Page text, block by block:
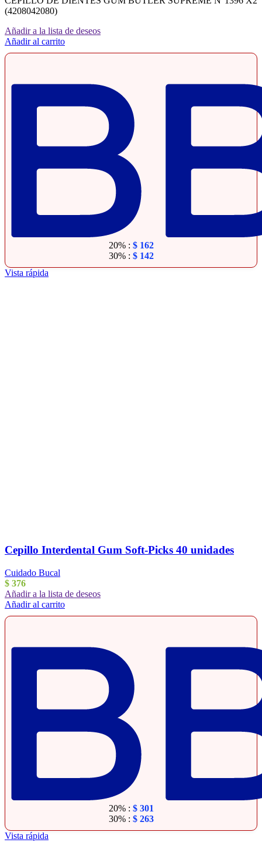
(4208042080)
Añadir a la lista de deseos
Añadir al carrito
20% : $162
30% : $142
Vista rápida
Cepillo Interdental Gum Soft-Picks 40 unidades
Cuidado Bucal
$ 376
Añadir a la lista de deseos
Añadir al carrito
20% : $301
30% : $263
Vista rápida